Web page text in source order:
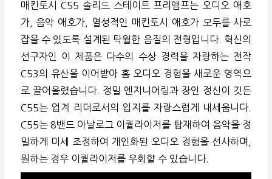
매킨토시 C55 솔리드 스테이트 프리앰프는 오디오 애호
가, 음악 애호가, 열성적인 매킨토시 애호가 모두를 사로
잡을 수 있도록 설계된 탁월한 음질의 전형입니다. 혁신의
선구자인 이 제품은 다수의 수상 경력을 자랑하는 전작
C53의 유산을 이어받아 홈 오디오 경험을 새로운 영역으
로 끌어올렸습니다. 정밀 엔지니어링과 장인 정신이 깃든
C55는 업계 리더로서의 입지를 자랑스럽게 내세웁니다.
C55는 8밴드 아날로그 이퀄라이저를 탑재하여 음악을 정
밀하게 미세 조정하여 개인화된 오디오 경험을 선사하며,
원하는 경우 이퀄라이저를 우회할 수 있습니다.